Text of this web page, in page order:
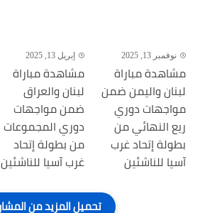
نوفمبر 13, 2025
مشاهدة مباراة
لبنان واليمن ضمن
مواجهات دوري
ريع النهائي من
بطولة إتحاد غرب
آسيا للناشئين
إبريل 13, 2025
مشاهدة مباراة
لبنان والعراق
ضمن مواجهات
دوري المجموعات
من بطولة إتحاد
غرب آسيا للناشئين